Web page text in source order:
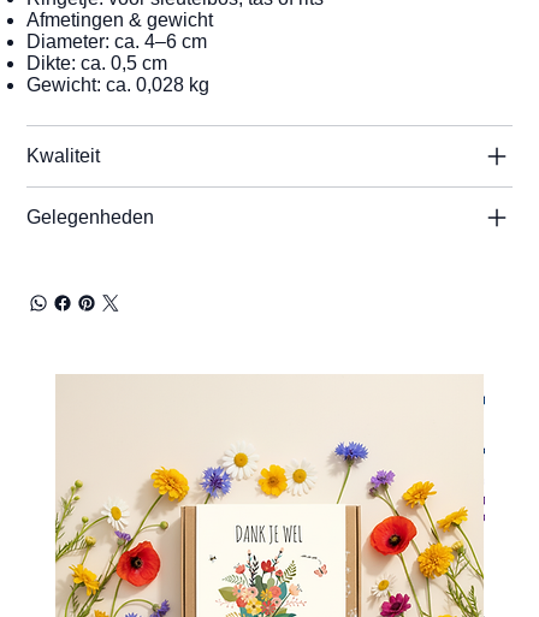
Afmetingen & gewicht
Diameter: ca. 4–6 cm
Dikte: ca. 0,5 cm
Gewicht: ca. 0,028 kg
Kwaliteit
Gelegenheden